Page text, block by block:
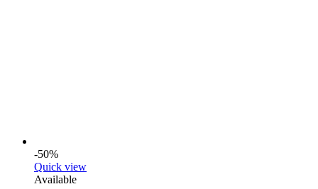
-50%
Quick view
Available